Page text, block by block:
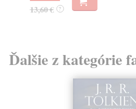
13,60 € ?
Ďalšie z kategórie